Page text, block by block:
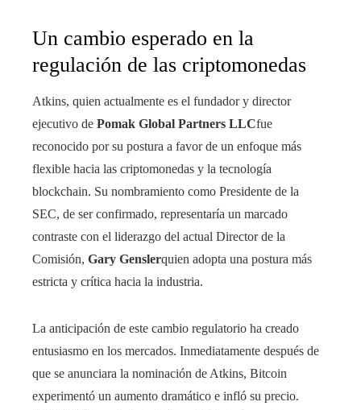
Un cambio esperado en la
regulación de las criptomonedas
Atkins, quien actualmente es el fundador y director
ejecutivo de Pomak Global Partners LLCfue
reconocido por su postura a favor de un enfoque más
flexible hacia las criptomonedas y la tecnología
blockchain. Su nombramiento como Presidente de la
SEC, de ser confirmado, representaría un marcado
contraste con el liderazgo del actual Director de la
Comisión, Gary Genslerquien adopta una postura más
estricta y crítica hacia la industria.
La anticipación de este cambio regulatorio ha creado
entusiasmo en los mercados. Inmediatamente después de
que se anunciara la nominación de Atkins, Bitcoin
experimentó un aumento dramático e infló su precio.